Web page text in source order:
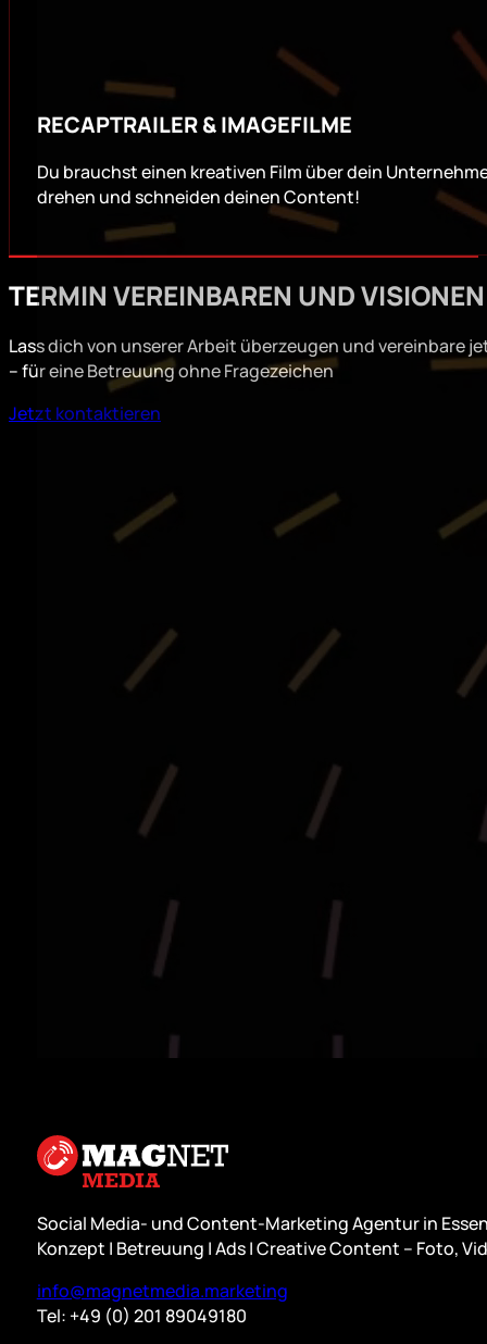
RECAPTRAILER & IMAGEFILME
Du brauchst einen kreativen Film über dein
drehen und schneiden deinen Content!
TERMIN VEREINBAREN UND
Lass dich von unserer Arbeit überzeugen und vereinbare
– für eine Betreuung ohne Fragezeichen
Jetzt kontaktieren
Social Media- und Content-Marketing Agentur in
Konzept | Betreuung | Ads | Creative Content – Foto,
info@magnetmedia.marketing
Tel: +49 (0) 201 89049180